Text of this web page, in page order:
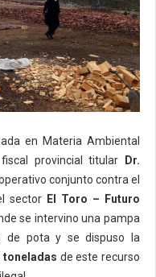
en Materia Ambiental
provincial titular
Dr.
conjunto contra el
sector El Toro – Futuro
se intervino una pampa
de pota y se dispuso la
toneladas de este recurso